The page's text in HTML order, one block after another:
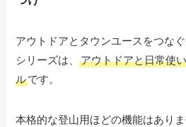
アウトドアとタウンユースをつな
シリーズは、アウトドアと日常使
ルです。
本格的な登山用ほどの機能はあり